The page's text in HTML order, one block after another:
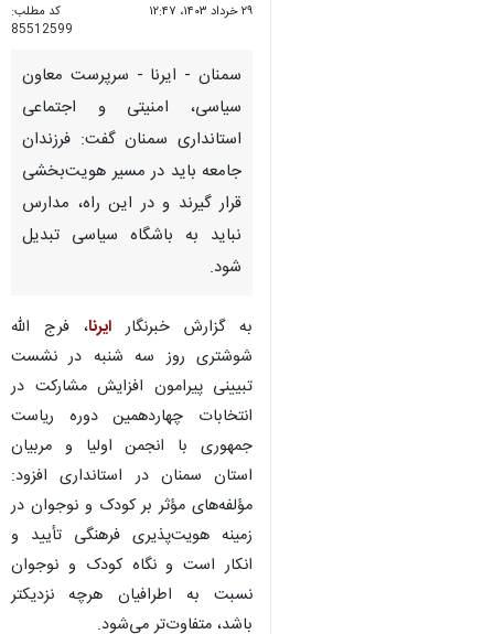
۲۹ خرداد ۱۴۰۳، ۱۲:۴۷
کد مطلب:
85512599
سمنان - ایرنا - سرپرست معاون
سیاسی، امنیتی و اجتماعی
استانداری سمنان گفت: فرزندان
جامعه باید در مسیر هویت‌بخشی
قرار گیرند و در این راه، مدارس
نباید به باشگاه‌ سیاسی تبدیل
شود.
به گزارش خبرنگار ایرنا، فرج الله
شوشتری روز سه شنبه در نشست
تبیینی پیرامون افزایش مشارکت در
انتخابات چهاردهمین‌ دوره ریاست‌
جمهوری با انجمن اولیا و مربیان
استان سمنان در استانداری افزود:
مؤلفه‌های مؤثر بر کودک و نوجوان در
زمینه هویت‌پذیری فرهنگی تأیید و
انکار است و نگاه کودک و نوجوان
نسبت به اطرافیان هرچه نزدیکتر
باشد، متفاوت‌تر می‌شود.